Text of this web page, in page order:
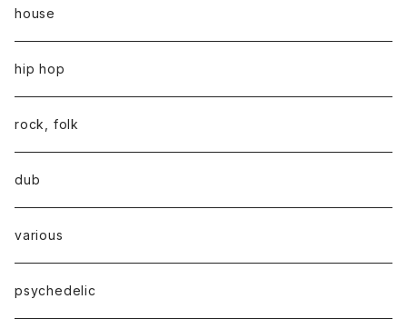
house
hip hop
rock, folk
dub
various
psychedelic